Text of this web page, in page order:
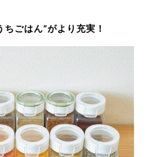
ごはん”がより充実！